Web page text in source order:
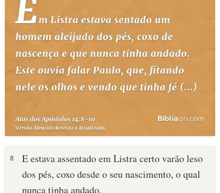
8
E estava assentado em Listra certo varão leso
dos pés, coxo desde o seu nascimento, o qual
nunca tinha andado.